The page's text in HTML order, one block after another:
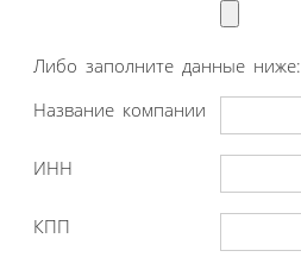
Либо заполните данные ниже:
Название компании
ИНН
КПП